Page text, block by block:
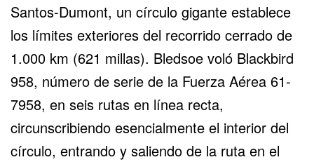
Santos-Dumont, un círculo gigante establece
los límites exteriores del recorrido cerrado de
1.000 km (621 millas). Bledsoe voló Blackbird
958, número de serie de la Fuerza Aérea 61-
7958, en seis rutas en línea recta,
circunscribiendo esencialmente el interior del
círculo, entrando y saliendo de la ruta en el